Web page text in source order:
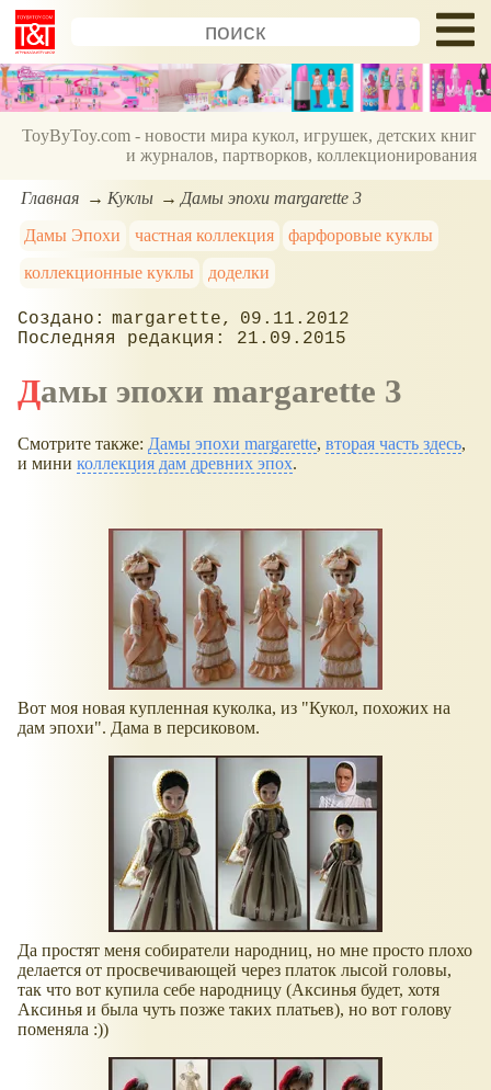
ToyByToy.com - новости мира кукол, игрушек, детских книг
и журналов, партворков, коллекционирования
Главная Куклы
Дамы эпохи margarette 3
Дамы Эпохи
частная коллекция
фарфоровые куклы
коллекционные куклы
доделки
margarette
09.11.2012
21.09.2015
Дамы эпохи margarette 3
Смотрите также: Дамы эпохи margarette, вторая часть здесь,
и мини коллекция дам древних эпох.
Вот моя новая купленная куколка, из "Кукол, похожих на
дам эпохи". Дама в персиковом.
Да простят меня собиратели народниц, но мне просто плохо
делается от просвечивающей через платок лысой головы,
так что вот купила себе народницу (Аксинья будет, хотя
Аксинья и была чуть позже таких платьев), но вот голову
поменяла :))